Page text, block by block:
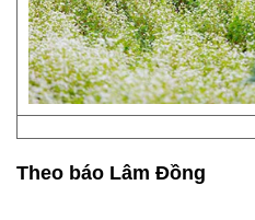
Theo báo Lâm Đồng